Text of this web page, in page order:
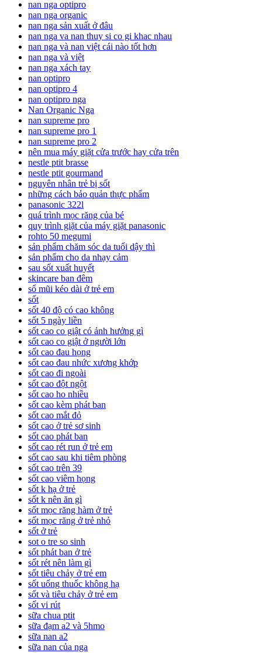
nan nga optipro
nan nga organic
nan nga sản xuất ở đâu
nan nga va nan thuy si co gi khac nhau
nan nga và nan việt cái nào tốt hơn
nan nga và việt
nan nga xách tay
nan optipro
nan optipro 4
nan optipro nga
Nan Organic Nga
nan supreme pro
nan supreme pro 1
nan supreme pro 2
nên mua máy giặt cửa trước hay cửa trên
nestle ptit brasse
nestle ptit gourmand
nguyên nhân trẻ bị sốt
những cách bảo quản thực phẩm
panasonic 322l
quá trình mọc răng của bé
quy trình giặt của máy giặt panasonic
rohto 50 megumi
sản phẩm chăm sóc da tuổi dậy thì
sản phẩm cho da nhạy cảm
sau sốt xuất huyết
skincare ban đêm
sổ mũi kéo dài ở trẻ em
sốt
sốt 40 độ có cao không
sốt 5 ngày liền
sốt cao co giật có ảnh hưởng gì
sốt cao co giật ở người lớn
sốt cao đau họng
sốt cao đau nhức xương khớp
sốt cao đi ngoài
sốt cao đột ngột
sốt cao ho nhiều
sốt cao kèm phát ban
sốt cao mắt đỏ
sốt cao ở trẻ sơ sinh
sốt cao phát ban
sốt cao rét run ở trẻ em
sốt cao sau khi tiêm phòng
sốt cao trên 39
sốt cao viêm họng
sốt k hạ ở trẻ
sốt k nên ăn gì
sốt mọc răng hàm ở trẻ
sốt mọc răng ở trẻ nhỏ
sốt ở trẻ
sot o tre so sinh
sốt phát ban ở trẻ
sốt rét nên làm gì
sốt tiêu chảy ở trẻ em
sốt uống thuốc không hạ
sốt và tiêu chảy ở trẻ em
sốt vi rút
sữa chua ptit
sữa đạm a2 và 5hmo
sữa nan a2
sữa nan của nga